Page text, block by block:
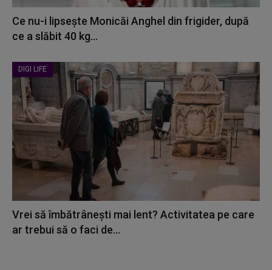
Ce nu-i lipsește Monicăi Anghel din frigider, după
ce a slăbit 40 kg...
DIGI LIFE
Vrei să îmbătrânești mai lent? Activitatea pe care
ar trebui să o faci de...